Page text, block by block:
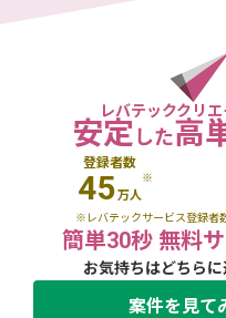
レバテッククリ
安定した高
登録者数
45万人
※
※レバテックサービス登録者
簡単30秒 無料
お気持ちはどちらに
案件を見て